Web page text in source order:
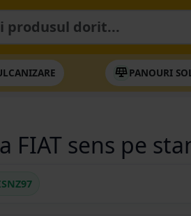
PANOURI
FIAT sens pe